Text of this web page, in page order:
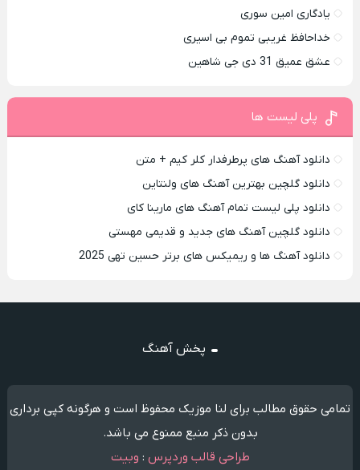
یادگاری امین سوری
خداحافظ غریبی تموم بی اسیری
عشق عمیق 31 دی جی شاهین
پلی لیست ها
دانلود آهنگ های پرطرفدار کلر کیم + متن
دانلود گلچین بهترین آهنگ های ولنتاین
دانلود پلی لیست تمام آهنگ های مارینا کای
دانلود گلچین آهنگ های جدید و قدیمی مهستی
دانلود آهنگ ها و ریمیکس های برتر حسین تهی 2025
پخش آهنگ
تمامی حقوق مطالب برای لنا موزیک محفوظ است و هرگونه کپی برداری
بدون ذکر منبع ممنوع می باشد.
طراحی قالب وردپرس : وبیت